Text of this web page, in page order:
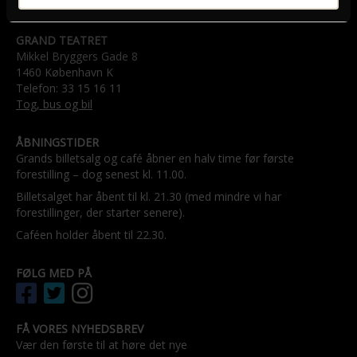
GRAND TEATRET
Mikkel Bryggers Gade 8
1460 København K
Telefon: 33 15 16 11
Tog, bus og bil
ÅBNINGSTIDER
Grands billetsalg og café åbner en halv time før første
forestilling – dog senest kl. 11.00.
Billetsalget har åbent til kl. 21.30 (med mindre vi har
forestillinger, der starter senere).
Caféen holder åbent til 22.30.
FØLG MED PÅ
FÅ VORES NYHEDSBREV
Vær den første til at høre det nye